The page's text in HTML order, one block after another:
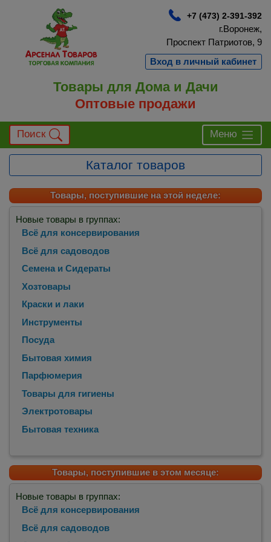
+7 (473) 2-391-392
г.Воронеж,
Проспект Патриотов, 9
Вход в личный кабинет
Товары для Дома и Дачи
Оптовые продажи
Поиск Меню
Каталог товаров
Товары, поступившие на этой неделе:
Новые товары в группах:
Всё для консервирования
Всё для садоводов
Семена и Сидераты
Хозтовары
Краски и лаки
Инструменты
Посуда
Бытовая химия
Парфюмерия
Товары для гигиены
Электротовары
Бытовая техника
Товары, поступившие в этом месяце:
Новые товары в группах:
Всё для консервирования
Всё для садоводов